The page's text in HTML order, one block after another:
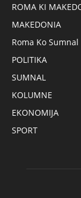
ROMA KI
MAKEDONIA
Roma Ko Sumnal
POLITIKA
SUMNAL
KOLUMNE
EKONOMIJA
SPORT